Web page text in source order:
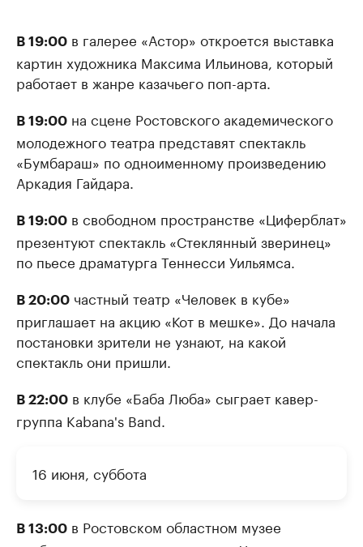
В 19:00 в галерее «Астор» откроется выставка
картин художника Максима Ильинова, который
работает в жанре казачьего поп-арта.
В 19:00 на сцене Ростовского академического
молодежного театра представят спектакль
«Бумбараш» по одноименному произведению
Аркадия Гайдара.
В 19:00 в свободном пространстве «Циферблат»
презентуют спектакль «Стеклянный зверинец»
по пьесе драматурга Теннесси Уильямса.
В 20:00 частный театр «Человек в кубе»
приглашает на акцию «Кот в мешке». До начала
постановки зрители не узнают, на какой
спектакль они пришли.
В 22:00 в клубе «Баба Люба» сыграет кавер-
группа Kabana's Band.
16 июня, суббота
В 13:00 в Ростовском областном музее